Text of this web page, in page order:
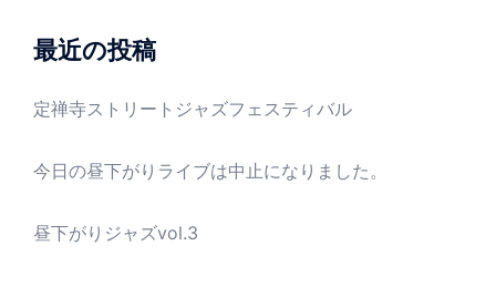
ブ
最近の投稿
定禅寺ストリートジャズフェスティバル
今日の昼下がりライブは中止になりました。
昼下がりジャズvol.3